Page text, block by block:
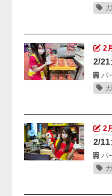
2
2/21
パ
2
2/11
パ